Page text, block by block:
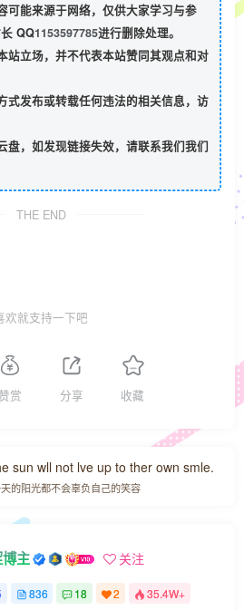
可能来源于网络，仅供大家学习与参
QQ1153597785进行删除处理。
站立场，并不代表本站赞同其观点和对
式发布或转载任何违法的相关信息，访
盘，如发现链接失效，请联系我们我们
THE END
欢就支持一下吧
赞赏 分享 收藏
sun wll not lve up to ther own smle.
的阳光都不会辜负自己的笑容
主 关注
836 18 2 35.4W+